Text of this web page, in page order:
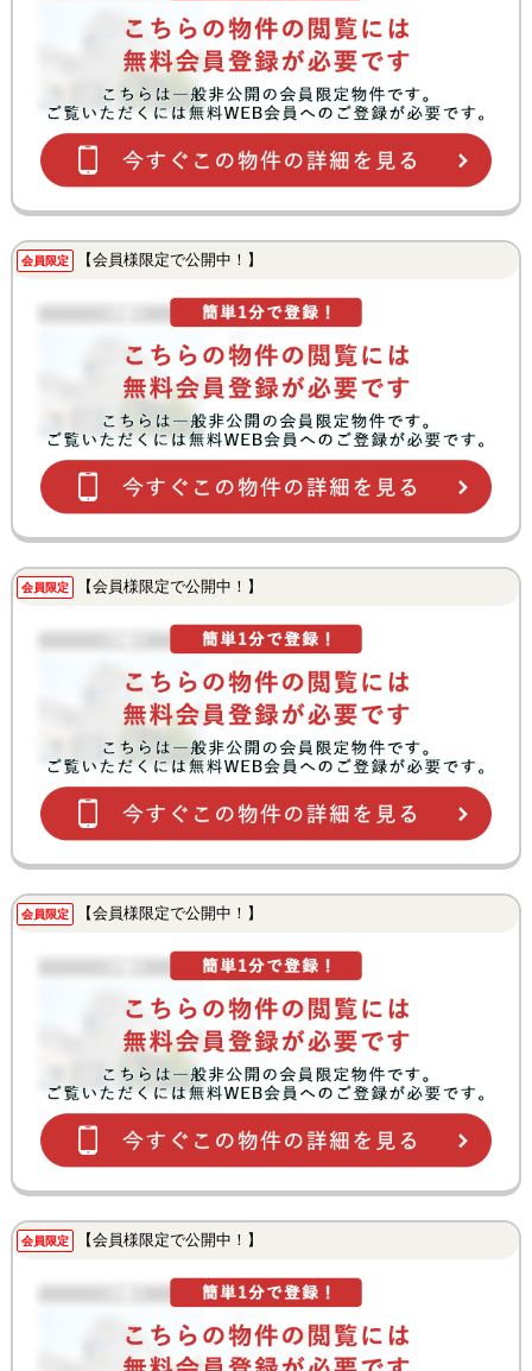
会員限定 【会員様限定で公開中！】
会員限定 【会員様限定で公開中！】
会員限定 【会員様限定で公開中！】
会員限定 【会員様限定で公開中！】